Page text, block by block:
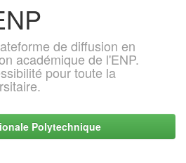
de diffusion en
académique de l'ENP.
pour toute la
Polytechnique